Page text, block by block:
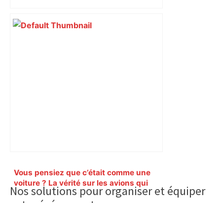
Vous pensiez que c’était comme une
voiture ? La vérité sur les avions qui
reculent – ici.fr
Primary
Sidebar
Nos solutions pour organiser et équiper